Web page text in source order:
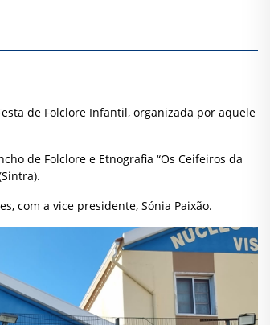
de Folclore Infantil, organizada por aquele
de Folclore e Etnografia “Os Ceifeiros da
com a vice presidente, Sónia Paixão.